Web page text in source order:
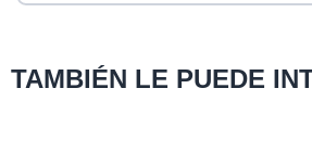
TAMBIÉN LE PUEDE